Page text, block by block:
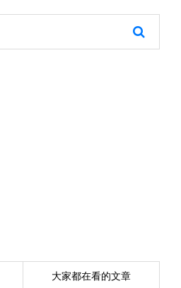
大家都在看的文章